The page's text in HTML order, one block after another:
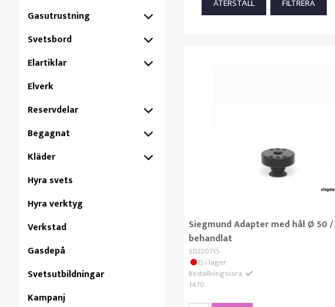
Gasutrustning
Svetsbord
Elartiklar
Elverk
Reservdelar
Begagnat
Kläder
Hyra svets
Hyra verktyg
Verkstad
Gasdepå
Svetsutbildningar
Kampanj
Siegmund Adapter med hål Ø 50 /
behandlat
SD220715
Ej i lager
Beställningsvara
1470